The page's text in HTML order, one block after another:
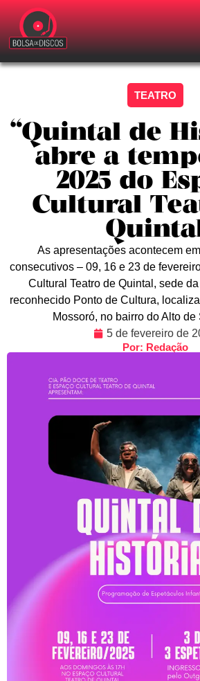
TEATRO
“Quintal de
abre a
2025 do
Cultural
As apresentações acontecem
consecutivos – 09, 16 e 23 de
Cultural Teatro de Quintal, sede
reconhecido Ponto de Cultura,
Mossoró, no bairro do Alto de
5 de fevereiro de
Por: Redação